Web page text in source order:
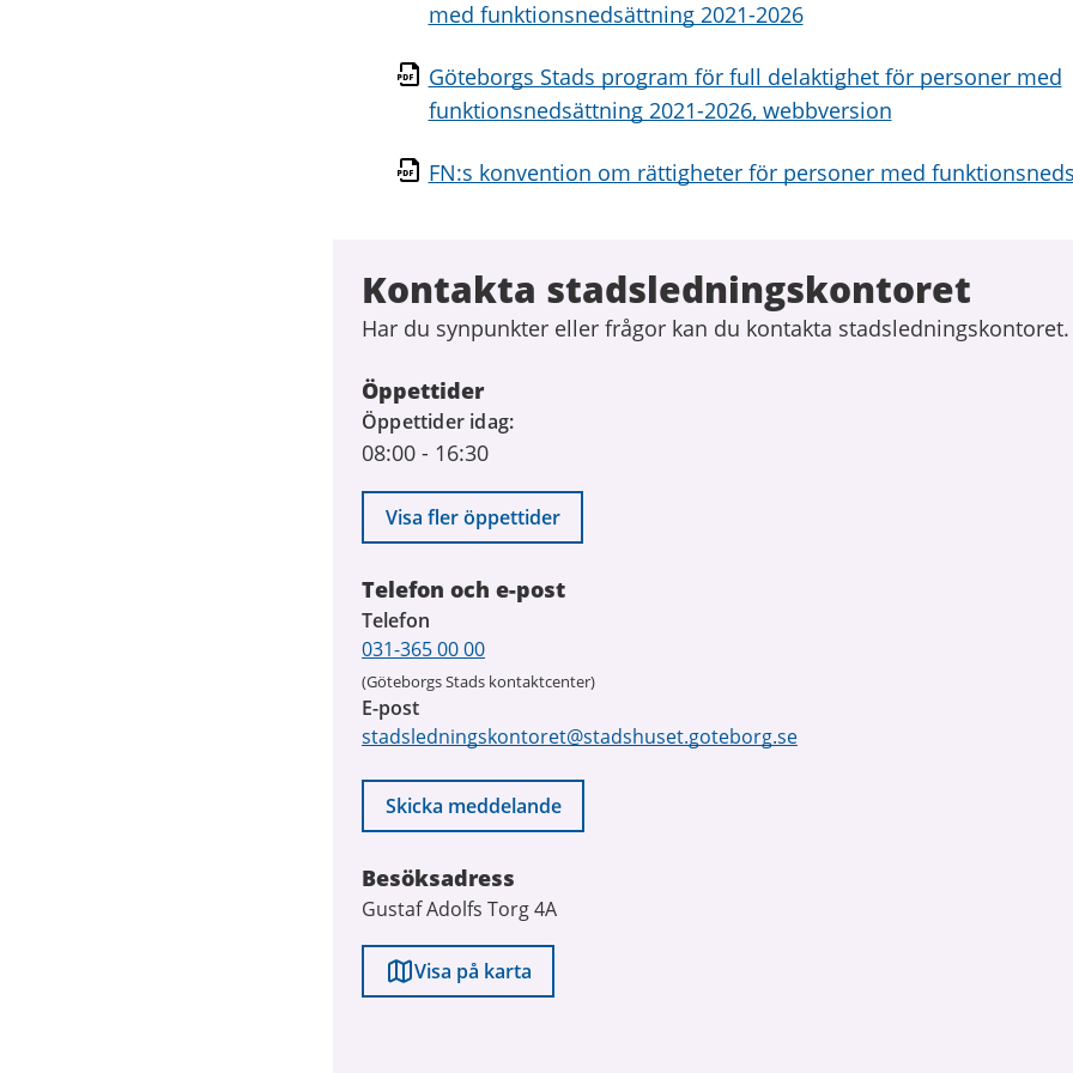
med funktionsnedsättning 2021-2026
Göteborgs Stads program för full delaktighet för personer med
funktionsnedsättning 2021-2026, webbversion
FN:s konvention om rättigheter för personer med
Kontakta stadsledningskontoret
Har du synpunkter eller frågor kan du kontakta stadsledningskontoret.
Öppettider
Öppettider idag
08:00 - 16:30
Visa fler öppettider
Telefon och e-post
Telefon
031-365 00 00
(Göteborgs Stads kontaktcenter)
E-post
stadsledningskontoret@stadshuset.goteborg.se
Skicka meddelande
Besöksadress
Gustaf Adolfs Torg 4A
Visa på karta